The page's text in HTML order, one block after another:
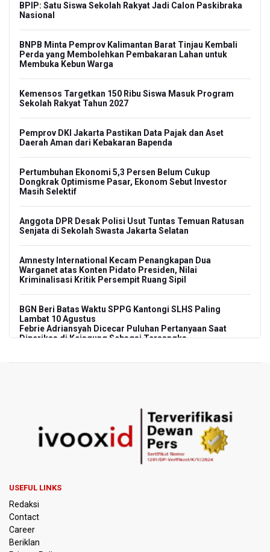
BPIP: Satu Siswa Sekolah Rakyat Jadi Calon Paskibraka
Nasional
BNPB Minta Pemprov Kalimantan Barat Tinjau Kembali
Perda yang Membolehkan Pembakaran Lahan untuk
Membuka Kebun Warga
Kemensos Targetkan 150 Ribu Siswa Masuk Program
Sekolah Rakyat Tahun 2027
Pemprov DKI Jakarta Pastikan Data Pajak dan Aset
Daerah Aman dari Kebakaran Bapenda
Pertumbuhan Ekonomi 5,3 Persen Belum Cukup
Dongkrak Optimisme Pasar, Ekonom Sebut Investor
Masih Selektif
Anggota DPR Desak Polisi Usut Tuntas Temuan Ratusan
Senjata di Sekolah Swasta Jakarta Selatan
Amnesty International Kecam Penangkapan Dua
Warganet atas Konten Pidato Presiden, Nilai
Kriminalisasi Kritik Persempit Ruang Sipil
BGN Beri Batas Waktu SPPG Kantongi SLHS Paling
Lambat 10 Agustus
Febrie Adriansyah Dicecar Puluhan Pertanyaan Saat
Diperiksa di Kejagung Sebagai Tersangka
SEA V Cup 2026: Timnas Voli Putri Indonesia Menang
Lawan Vietnam 3-2
Kebakaran Landa Gedung Bapenda DKI Jakarta
PSSI Evaluasi TImnas Indonesia Setelah Gagal Tembus
Ditahan Imbang Singapura 1-1
USEFUL LINKS
Redaksi
Contact
Career
Beriklan